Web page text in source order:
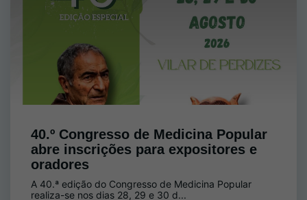
40.º Congresso de Medicina Popular
abre inscrições para expositores e
oradores
A 40.ª edição do Congresso de Medicina Popular
realiza-se nos dias 28, 29 e 30 d...